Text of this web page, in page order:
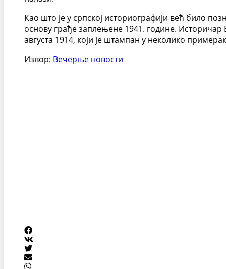
Као што је у српској историографији већ било
основу грађе заплењене 1941. године. Историчар
августа 1914, који је штампан у неколико
Извор: Вечерње новости